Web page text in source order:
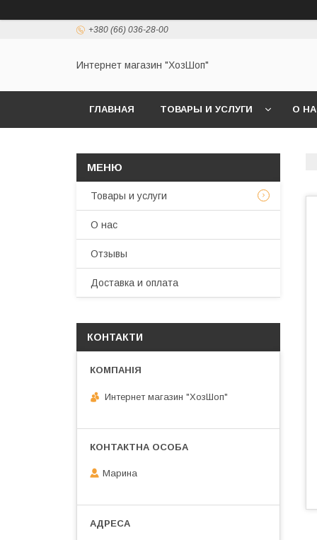
+380 (66) 036-28-00
Интернет магазин "ХозШоп"
ГЛАВНАЯ ТОВАРЫ И УСЛУГИ О
Товары и услуги
О нас
Отзывы
Доставка и оплата
КОНТАКТИ
Интернет магазин "ХозШоп"
Марина